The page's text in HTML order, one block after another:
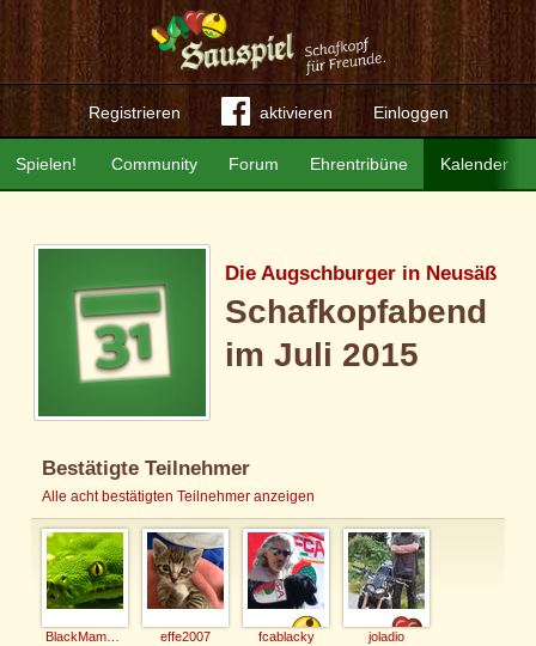
Registrieren aktivieren Einloggen
Community Forum Ehrentribüne Kalender
Spielen!
Die Augschburger in Neusäß
Schafkopfabend
im Juli 2015
Bestätigte Teilnehmer
Alle acht bestätigten Teilnehmer anzeigen
effe2007 fcablacky joladio